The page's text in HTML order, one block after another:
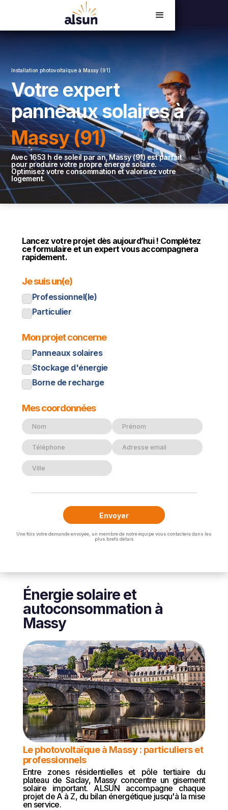
Devis en ligne
Installation photovoltaïque à Massy (91)
Votre expert
panneaux solaires à
Massy (91)
Avec 1653 h de soleil par an, Massy (91) est parfait
pour produire votre propre énergie solaire.
Optimisez votre consommation et valorisez votre
logement.
Lancez votre projet dès aujourd’hui ! Complétez
ce formulaire et un expert vous accompagnera
rapidement.
Je suis un(e)
Professionnel(le)
Particulier
Mon projet concerne
Panneaux solaires
Stockage d'énergie
Borne de recharge
Mes coordonnées
Une fois votre demande envoyée, un membre de notre équipe vous contactera dans les
plus brefs délais
Énergie solaire et
autoconsommation à
Massy
Le photovoltaïque à Massy : particuliers et
professionnels
Entre zones résidentielles et pôle tertiaire du
plateau de Saclay, Massy concentre un gisement
solaire important. ALSUN accompagne chaque
projet de A à Z, du bilan énergétique jusqu'à la mise
en service.